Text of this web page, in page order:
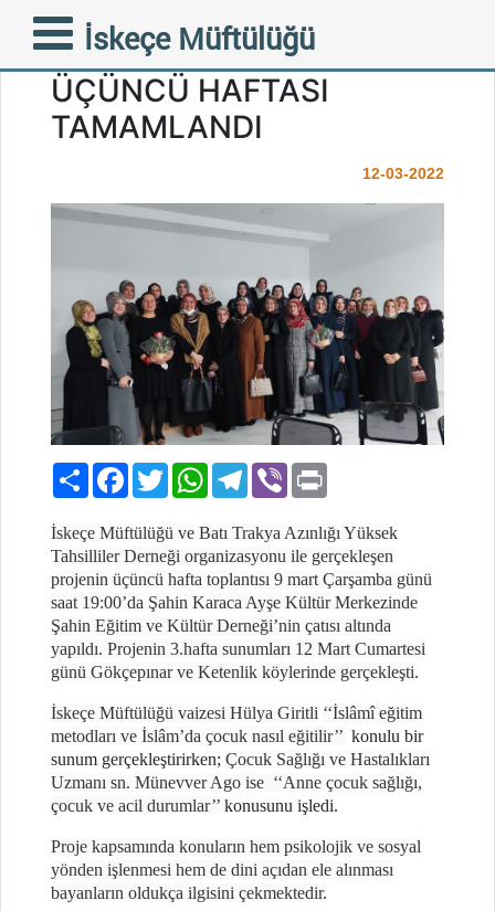
İskeçe Müftülüğü
BALKANDA KADIN
OLMAK PROJESİNİN
ÜÇÜNCÜ HAFTASI
TAMAMLANDI
12-03-2022
PaylaşFacebook
TwitterWhatsAppTelegram
Viber
İskeçe Müftülüğü ve Batı Trakya Azınlığı Yüksek
Tahsilliler Derneği organizasyonu ile gerçekleşen
projenin üçüncü hafta toplantısı 9 mart Çarşamba günü
saat 19:00’da Şahin Karaca Ayşe Kültür Merkezinde
Şahin Eğitim ve Kültür Derneği’nin çatısı altında
yapıldı. Projenin 3.hafta sunumları 12 Mart Cumartesi
günü Gökçepınar ve Ketenlik köylerinde gerçekleşti.
İskeçe Müftülüğü vaizesi Hülya Giritli ‘‘İslâmî eğitim
metodları ve İslâm’da çocuk nasıl eğitilir’’ konulu bir
sunum gerçekleştirirken; Çocuk Sağlığı ve Hastalıkları
Uzmanı sn. Münevver Ago ise ‘‘Anne çocuk sağlığı,
çocuk ve acil durumlar’’ konusunu işledi.
Proje kapsamında konuların hem psikolojik ve sosyal
yönden işlenmesi hem de dini açıdan ele alınması
bayanların oldukça ilgisini çekmektedir.